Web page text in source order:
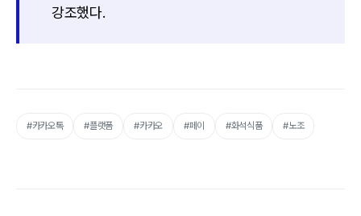
강조했다.
#카카오톡 #플랫폼 #카카오 #페이 #화석식품 #노조